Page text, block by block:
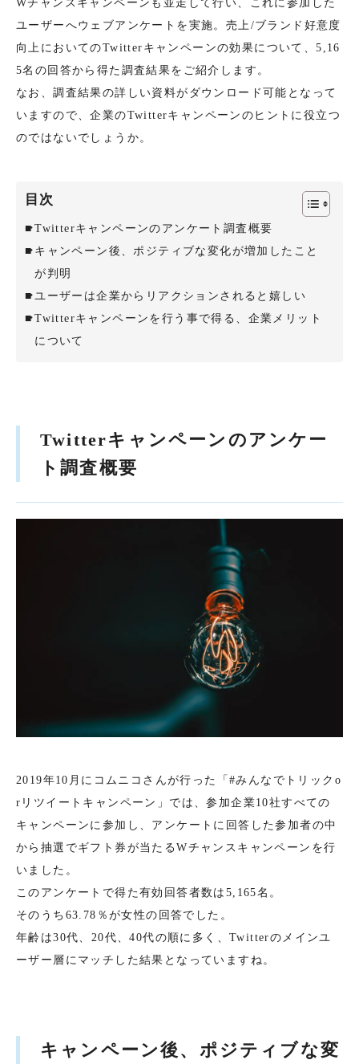
Wチャンスキャンペーンも並走して行い、これに参加した
ユーザーへウェブアンケートを実施。売上/ブランド好意度
向上においてのTwitterキャンペーンの効果について、5,16
5名の回答から得た調査結果をご紹介します。
なお、調査結果の詳しい資料がダウンロード可能となって
いますので、企業のTwitterキャンペーンのヒントに役立つ
のではないでしょうか。
目次
Twitterキャンペーンのアンケート調査概要
キャンペーン後、ポジティブな変化が増加したこと
が判明
ユーザーは企業からリアクションされると嬉しい
Twitterキャンペーンを行う事で得る、企業メリット
について
Twitterキャンペーンのアンケー
ト調査概要
2019年10月にコムニコさんが行った「#みんなでトリックo
rリツイートキャンペーン」では、参加企業10社すべての
キャンペーンに参加し、アンケートに回答した参加者の中
から抽選でギフト券が当たるWチャンスキャンペーンを行
いました。
このアンケートで得た有効回答者数は5,165名。
そのうち63.78％が女性の回答でした。
年齢は30代、20代、40代の順に多く、Twitterのメインユ
ーザー層にマッチした結果となっていますね。
キャンペーン後、ポジティブな変